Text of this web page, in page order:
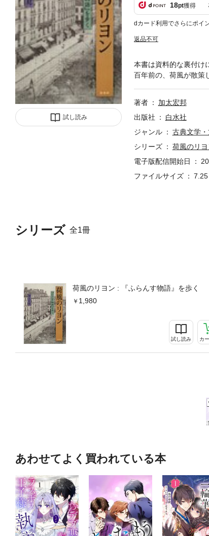
試し読み
18pt獲得
dカード利用でさらにポイ
返品不可
シリーズ 全1冊
荷風のリヨン : 『ふらんす物語』を歩く
1,980
試し読み カ
本書は資料的な裏付け
百年前の、荷風が散策
著者
加太宏邦
出版社
白水社
ジャンル
古典文学
シリーズ
荷風のリ
電子版配信開始日
ファイルサイズ
あわせてよく買われている本